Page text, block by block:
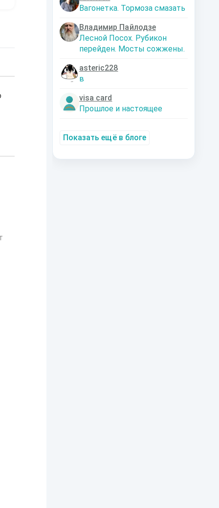
Вагонетка. Тормоза смазать
Владимир Пайлодзе
Лесной Посох. Рубикон
перейден. Мосты сожжены.
asteric228
в
visa card
Прошлое и настоящее
Показать ещё в блоге